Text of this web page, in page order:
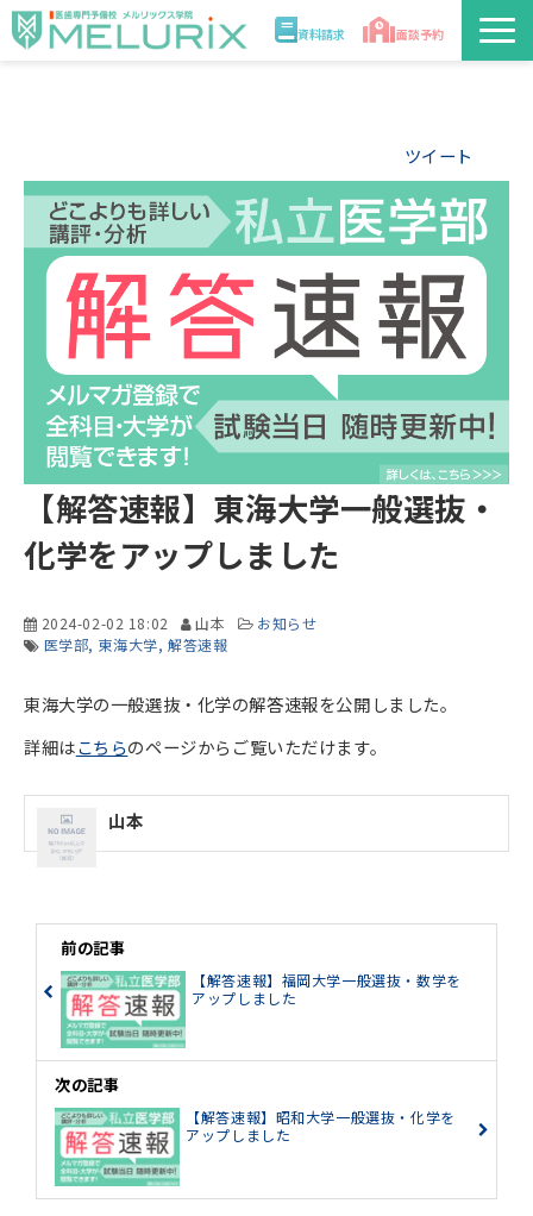
資料請求 面談予約
入学案内
合格実績・合格体験記
医学部解答速報2026
ツイート
【解答速報】東海大学一般選抜・
化学をアップしました
2024-02-02 18:02 山本
お知らせ
医学部 東海大学 解答速報
東海大学の一般選抜・化学の解答速報を公開しました。
詳細はこちらのページからご覧いただけます。
山本
前の記事
【解答速報】福岡大学一般選抜・数学を
アップしました
次の記事
【解答速報】昭和大学一般選抜・化学を
アップしました